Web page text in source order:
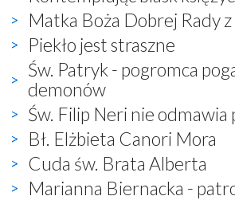
Matka Boża Dobrej Rady
Piekło jest straszne
Św. Patryk - pogromca
demonów
Św. Filip Neri nie odmawia
Bł. Elżbieta Canori Mora
Cuda św. Brata Alberta
Marianna Biernacka -